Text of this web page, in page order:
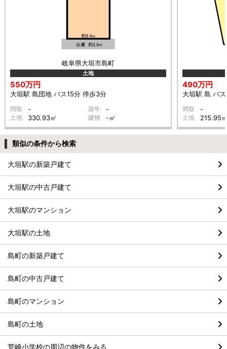
岐阜県大垣市島町
土地
550万円
大垣駅 島団地 バス15分 停歩3分
間取 - 築年 -
土地 330.93㎡ 建物 -㎡
490万円
大垣駅 島 バ
間取 -
土地 215.95
類似の条件から検索
大垣駅の新築戸建て
大垣駅の中古戸建て
大垣駅のマンション
大垣駅の土地
島町の新築戸建て
島町の中古戸建て
島町のマンション
島町の土地
荒崎小学校の周辺の物件をみる